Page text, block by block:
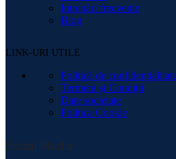
Intrebări frecvente
Blog
LINK-URI UTILE
Politică de
Termeni și Condiții
Date societate
Politica Cookie
Social Media: